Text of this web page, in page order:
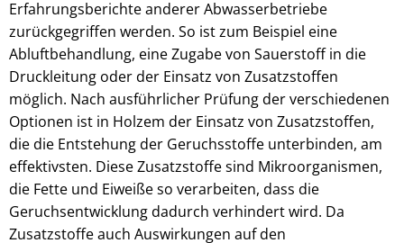
Erfahrungsberichte anderer Abwasserbetriebe
zurückgegriffen werden. So ist zum Beispiel eine
Abluftbehandlung, eine Zugabe von Sauerstoff in die
Druckleitung oder der Einsatz von Zusatzstoffen
möglich. Nach ausführlicher Prüfung der verschiedenen
Optionen ist in Holzem der Einsatz von Zusatzstoffen,
die die Entstehung der Geruchsstoffe unterbinden, am
effektivsten. Diese Zusatzstoffe sind Mikroorganismen,
die Fette und Eiweiße so verarbeiten, dass die
Geruchsentwicklung dadurch verhindert wird. Da
Zusatzstoffe auch Auswirkungen auf den